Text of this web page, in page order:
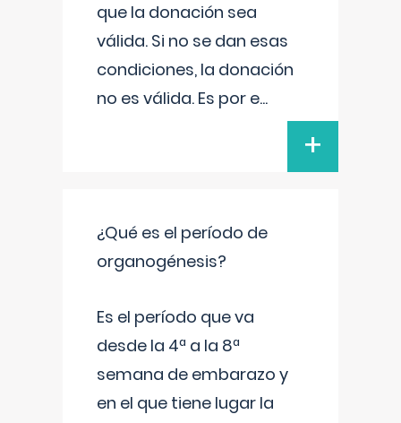
que la donación sea
válida. Si no se dan esas
condiciones, la donación
no es válida. Es por e...
+
¿Qué es el período de
organogénesis?
Es el período que va
desde la 4ª a la 8ª
semana de embarazo y
en el que tiene lugar la